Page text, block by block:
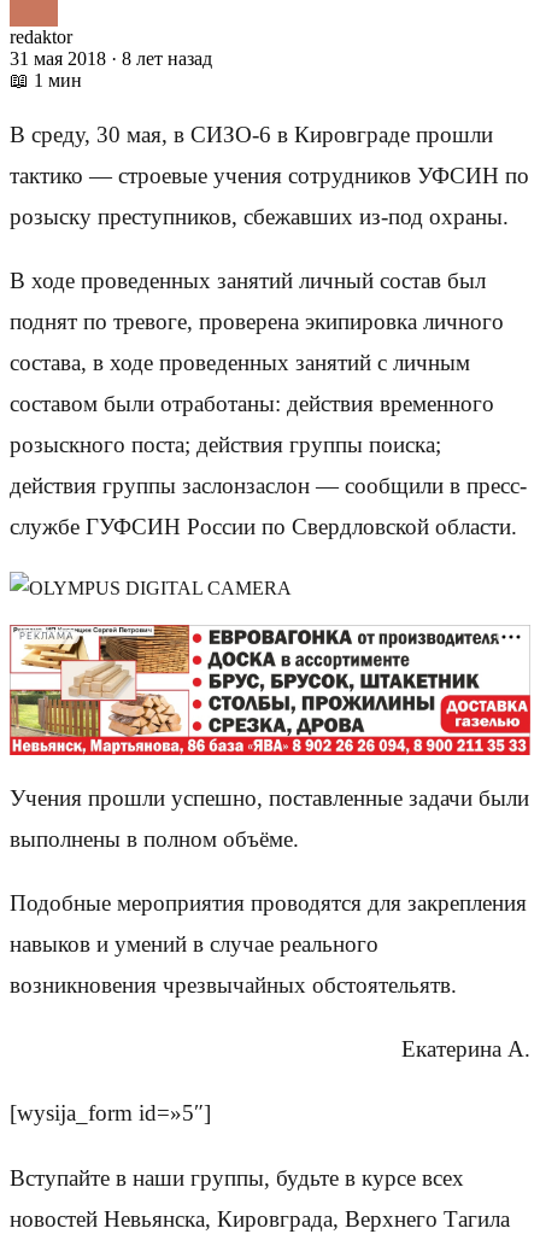
redaktor
31 мая 2018 · 8 лет назад
📖 1 мин
В среду, 30 мая, в СИЗО-6 в Кировграде прошли
тактико — строевые учения сотрудников УФСИН по
розыску преступников, сбежавших из-под охраны.
В ходе проведенных занятий личный состав был
поднят по тревоге, проверена экипировка личного
состава, в ходе проведенных занятий с личным
составом были отработаны: действия временного
розыскного поста; действия группы поиска;
действия группы заслонзаслон — сообщили в пресс-
службе ГУФСИН России по Свердловской области.
РЕКЛАМА
Учения прошли успешно, поставленные задачи были
выполнены в полном объёме.
Подобные мероприятия проводятся для закрепления
навыков и умений в случае реального
возникновения чрезвычайных обстоятельятв.
Екатерина А.
[wysija_form id=»5″]
Вступайте в наши группы, будьте в курсе всех
новостей Невьянска, Кировграда, Верхнего Тагила